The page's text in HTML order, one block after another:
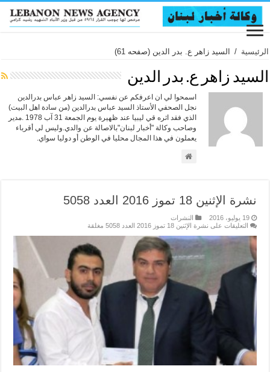
الرئيسية / السيد زاهر ع. بدر الدين (صفحه 61)
السيد زاهر ع. بدر الدين
اسمحوا لي ان اعرفكم عن نفسي: السيد زاهر عباس بدرالدين
نجل الصحفي الأستاذ السيد عباس بدرالدين (من سادة اهل البيت)
الذي فقد اثره قي ليبيا عند ظهيرة يوم الجمعة 31 آب 1978 .مدير
وصاحب وكالة "أخبار لبنان"بالاصالة عن والدي.وليس لي أقرباء
يعملون في هذا المجال محليا في الوطن أو دوليا سواي.
نشرة الإثنين 18 تموز 2016 العدد 5058
19 يوليو، 2016
النشرات
التعليقات على نشرة الإثنين 18 تموز 2016 العدد 5058 مغلقة